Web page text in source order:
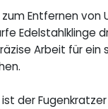
Entfernen von
Edelstahlklinge
Arbeit für ein
der